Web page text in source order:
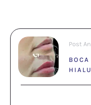
Post